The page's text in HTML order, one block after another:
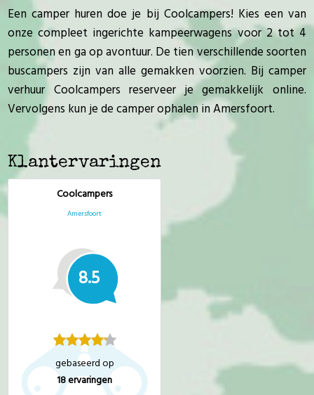
Een camper huren doe je bij Coolcampers! Kies een van
onze compleet ingerichte kampeerwagens voor 2 tot 4
personen en ga op avontuur. De tien verschillende soorten
buscampers zijn van alle gemakken voorzien. Bij camper
verhuur Coolcampers reserveer je gemakkelijk online.
Vervolgens kun je de camper ophalen in Amersfoort.
Klantervaringen
Coolcampers
Amersfoort
8.5
gebaseerd op
18ervaringen